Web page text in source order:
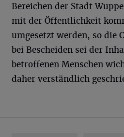
Bereichen der Stadt
mit der Öffentlichkeit
umgesetzt werden, so die
bei Bescheiden sei der
betroffenen Menschen
daher verständlich